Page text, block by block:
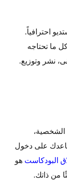
احترافياً.
ما تحتاجه
نشر وتوزيع.
على دخول
البودكاست هو
من ذاتك.